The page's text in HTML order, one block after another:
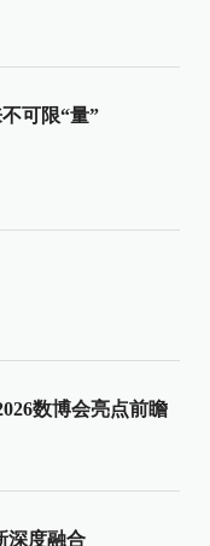
可限“量”
数博会亮点前瞻
深度融合